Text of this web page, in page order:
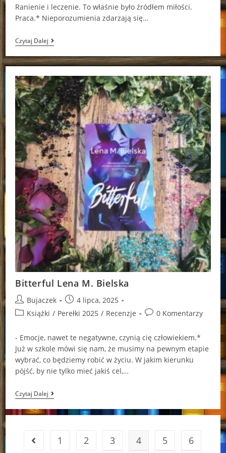
Ranienie i leczenie. To właśnie było źródłem miłości.
Praca.* Nieporozumienia zdarzają się…
Czytaj DalejGin
Fling
Claire
Kingsley,
Score
Bitterful Lena M. Bielska
Post
author:
Bujaczek
Post
published:
4 lipca, 2025
PostKsiążki / Perełki 2025 / Recenzje
Post0 Komentarzy
- Emocje, nawet te negatywne, czynią cię człowiekiem.*
Już w szkole mówi się nam, że musimy na pewnym etapie
wybrać, co będziemy robić w życiu. W jakim kierunku
pójść, by nie tylko mieć jakiś cel,…
Czytaj DalejBitterful
Lena
M.
Bielska
Go to the previous page
1 2 3 4 5
6